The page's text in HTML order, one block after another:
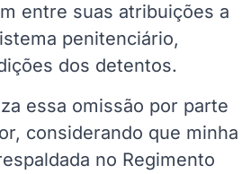
entre suas atribuições a
penitenciário,
dos detentos.
essa omissão por parte
considerando que minha
no Regimento